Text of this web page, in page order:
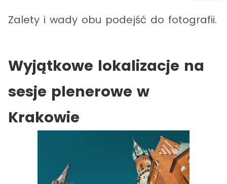
Zalety i wady obu podejść do fotografii.
Wyjątkowe lokalizacje na
sesje plenerowe w
Krakowie